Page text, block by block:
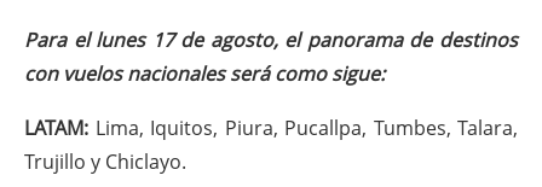
Para el lunes 17 de agosto, el panorama de destinos
con vuelos nacionales será como sigue:
LATAM: Lima, Iquitos, Piura, Pucallpa, Tumbes, Talara,
Trujillo y Chiclayo.